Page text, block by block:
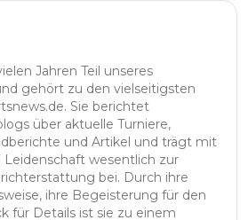
Jahren Teil unseres
gehört zu den vielseitigsten
Sie berichtet
über aktuelle Turniere,
und Artikel und trägt mit
Leidenschaft wesentlich zur
bei. Durch ihre
ihre Begeisterung für den
für Details ist sie zu einem